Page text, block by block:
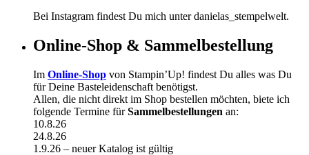
Bei Instagram findest Du mich unter danielas_stempelwelt.
Online-Shop & Sammelbestellung
Im Online-Shop von Stampin’Up! findest Du alles was Du
für Deine Basteleidenschaft benötigst.
Allen, die nicht direkt im Shop bestellen möchten, biete ich
folgende Termine fürSammelbestellungen an:
10.8.26
24.8.26
1.9.26 – neuer Katalog ist gültig